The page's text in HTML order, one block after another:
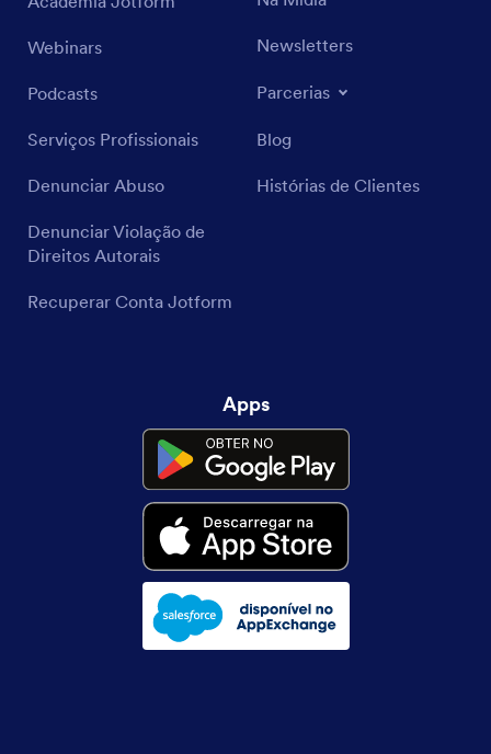
Webinars
Podcasts
Serviços Profissionais
Denunciar Abuso
Denunciar Violação de
Direitos Autorais
Recuperar Conta Jotform
Newsletters
Parcerias
Blog
Histórias de Clientes
Apps